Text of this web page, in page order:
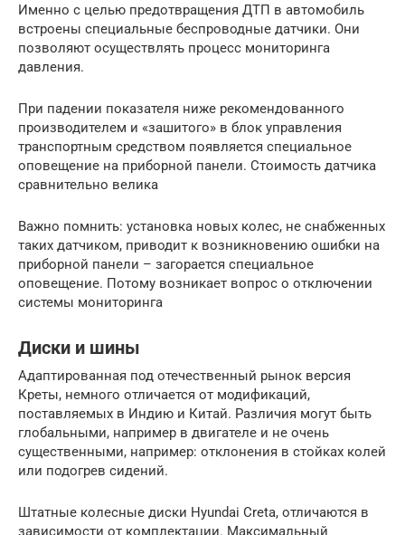
Именно с целью предотвращения ДТП в автомобиль
встроены специальные беспроводные датчики. Они
позволяют осуществлять процесс мониторинга
давления.
При падении показателя ниже рекомендованного
производителем и «зашитого» в блок управления
транспортным средством появляется специальное
оповещение на приборной панели. Стоимость датчика
сравнительно велика
Важно помнить: установка новых колес, не снабженных
таких датчиком, приводит к возникновению ошибки на
приборной панели – загорается специальное
оповещение. Потому возникает вопрос о отключении
системы мониторинга
Диски и шины
Адаптированная под отечественный рынок версия
Креты, немного отличается от модификаций,
поставляемых в Индию и Китай. Различия могут быть
глобальными, например в двигателе и не очень
существенными, например: отклонения в стойках колей
или подогрев сидений.
Штатные колесные диски Hyundai Creta, отличаются в
зависимости от комплектации. Максимальный